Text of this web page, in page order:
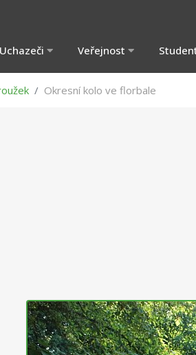
Uchazeči Veřejnost
Okresní kolo ve florbale